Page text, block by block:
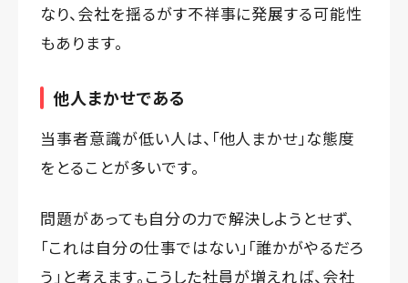
なり、会社を揺るがす不祥事に発展する可能性
もあります。
他人まかせである
当事者意識が低い人は、「他人まかせ」な態度
をとることが多いです。
問題があっても自分の力で解決しようとせず、
「これは自分の仕事ではない」「誰かがやるだろ
う」と考えます。こうした社員が増えれば、会社